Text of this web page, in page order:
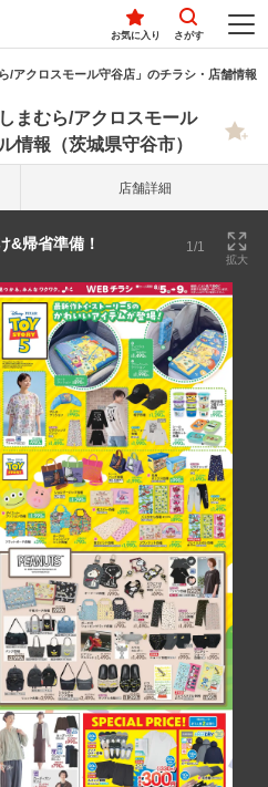
お気に入り さがす
/アクロスモール守谷店」のチラシ・店舗情報
まむら/アクロスモール
情報（茨城県守谷市）
店舗詳細
&帰省準備！ 1/1
拡大